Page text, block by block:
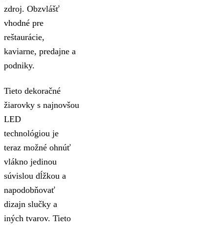
zdroj. Obzvlášť
vhodné pre
reštaurácie,
kaviarne, predajne a
podniky.
Tieto dekoračné
žiarovky s najnovšou
LED
technológiou je
teraz možné ohnúť
vlákno jedinou
súvislou dĺžkou a
napodobňovať
dizajn slučky a
iných tvarov. Tieto